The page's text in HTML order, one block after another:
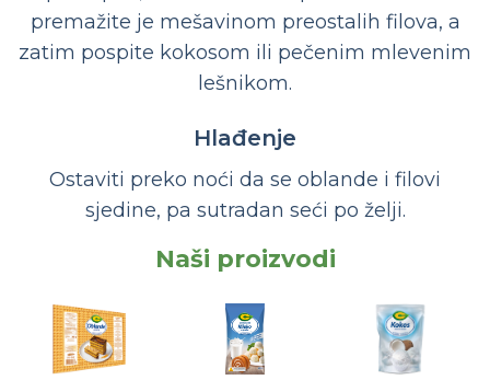
premažite je mešavinom preostalih filova, a
zatim pospite kokosom ili pečenim mlevenim
lešnikom.
Hlađenje
Ostaviti preko noći da se oblande i filovi
sjedine, pa sutradan seći po želji.
Naši proizvodi